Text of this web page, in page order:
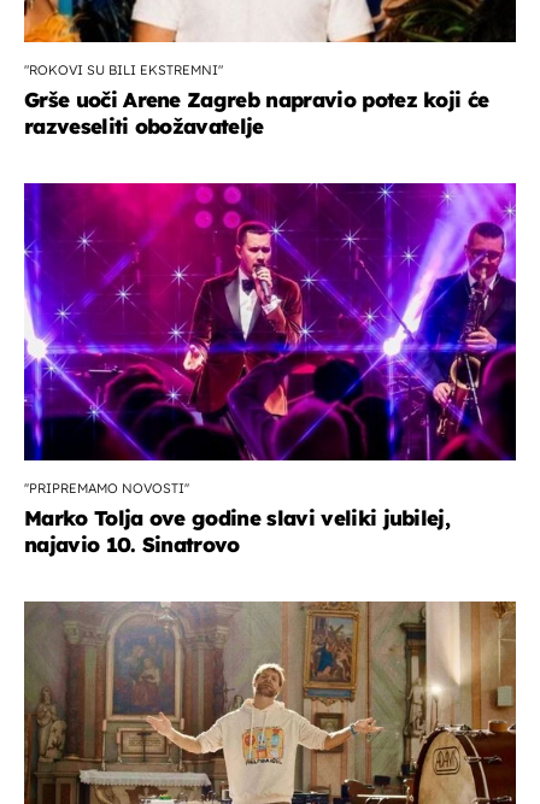
"ROKOVI SU BILI EKSTREMNI"
Grše uoči Arene Zagreb napravio potez koji će
razveseliti obožavatelje
''PRIPREMAMO NOVOSTI''
Marko Tolja ove godine slavi veliki jubilej,
najavio 10. Sinatrovo